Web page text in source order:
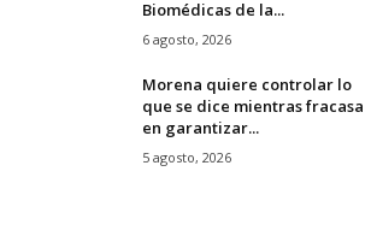
Biomédicas de la...
6 agosto, 2026
Morena quiere controlar lo
que se dice mientras fracasa
en garantizar...
5 agosto, 2026